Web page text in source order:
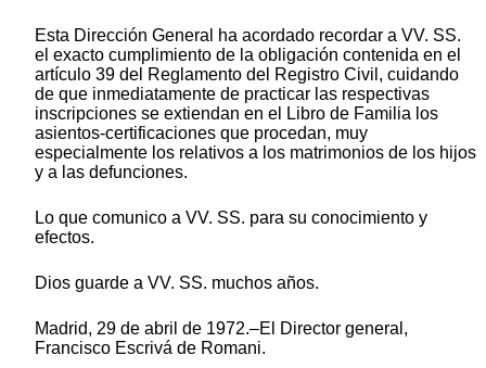
Esta Dirección General ha acordado recordar a VV. SS.
el exacto cumplimiento de la obligación contenida en el
artículo 39 del Reglamento del Registro Civil, cuidando
de que inmediatamente de practicar las respectivas
inscripciones se extiendan en el Libro de Familia los
asientos-certificaciones que procedan, muy
especialmente los relativos a los matrimonios de los hijos
y a las defunciones.
Lo que comunico a VV. SS. para su conocimiento y
efectos.
Dios guarde a VV. SS. muchos años.
Madrid, 29 de abril de 1972.–El Director general,
Francisco Escrivá de Romani.